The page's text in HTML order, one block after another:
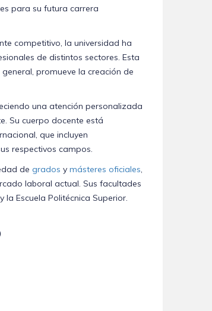
para su futura carrera
competitivo, la universidad ha
de distintos sectores. Esta
promueve la creación de
una atención personalizada
Su cuerpo docente está
que incluyen
respectivos campos.
de grados y másteres oficiales,
laboral actual. Sus facultades
la Escuela Politécnica Superior.